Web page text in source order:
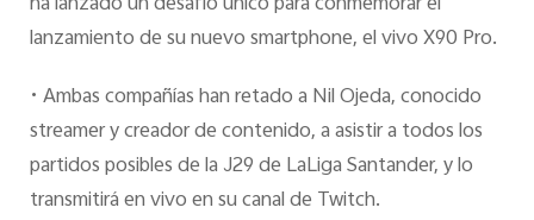
lanzamiento de su nuevo smartphone, el vivo X90 Pro.
• Ambas compañías han retado a Nil Ojeda, conocido
streamer y creador de contenido, a asistir a todos los
partidos posibles de la J29 de LaLiga Santander, y lo
transmitirá en vivo en su canal de Twitch.